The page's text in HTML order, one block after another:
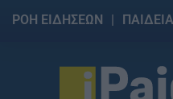
ΡΟΗ ΕΙΔΗΣΕΩΝ ΠΑΙΔΕΙΑ